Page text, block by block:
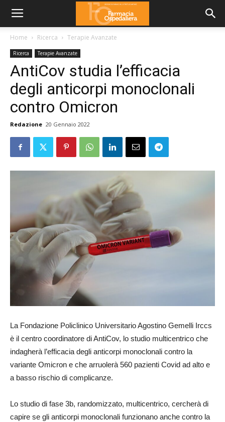
Home Ricerca Terapie Avanzate
Ricerca Terapie Avanzate
AntiCov studia l’efficacia
degli anticorpi monoclonali
contro Omicron
Redazione 20 Gennaio 2022
La Fondazione Policlinico Universitario Agostino Gemelli Irccs
è il centro coordinatore di AntiCov, lo studio multicentrico che
indagherà l’efficacia degli anticorpi monoclonali contro la
variante Omicron e che arruolerà 560 pazienti Covid ad alto e
a basso rischio di complicanze.
Lo studio di fase 3b, randomizzato, multicentrico, cercherà di
capire se gli anticorpi monoclonali funzionano anche contro la